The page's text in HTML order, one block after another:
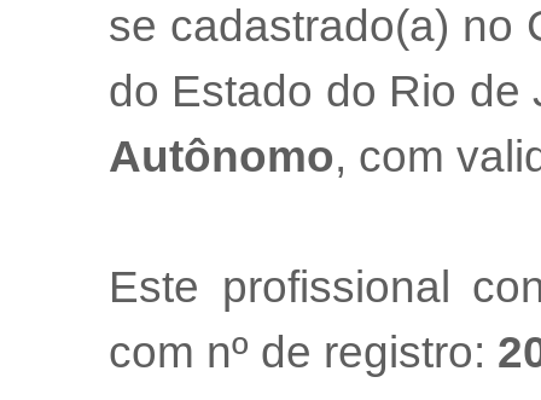
se cadastrado(a) no
do Estado do Rio
Autônomo, com
Este profissional
com nº de registro: